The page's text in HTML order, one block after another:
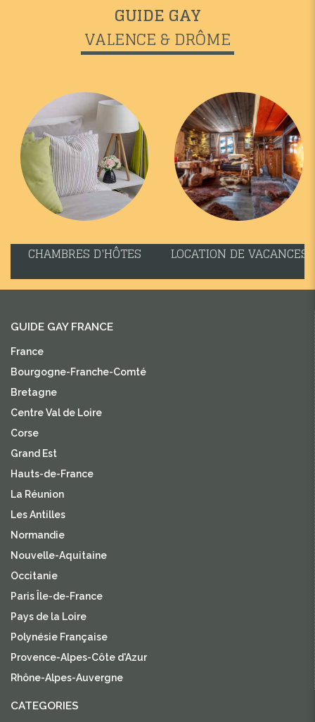
GUIDE GAY
VALENCE & DRÔME
CHAMBRES D'HÔTES LOCATION DE VACANCES
GUIDE GAY FRANCE
France
Bourgogne-Franche-Comté
Bretagne
Centre Val de Loire
Corse
Grand Est
Hauts-de-France
La Réunion
Les Antilles
Normandie
Nouvelle-Aquitaine
Occitanie
Paris Île-de-France
Pays de la Loire
Polynésie Française
Provence-Alpes-Côte d'Azur
Rhône-Alpes-Auvergne
CATEGORIES